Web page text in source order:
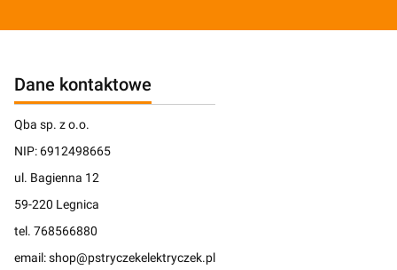
Dane kontaktowe
Qba sp. z o.o.
NIP: 6912498665
ul. Bagienna 12
59-220 Legnica
tel. 768566880
email: shop@pstryczekelektryczek.pl